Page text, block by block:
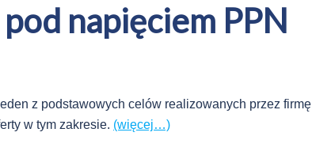
napięciem PPN
z podstawowych celów realizowanych przez firmę
w tym zakresie. (więcej…)